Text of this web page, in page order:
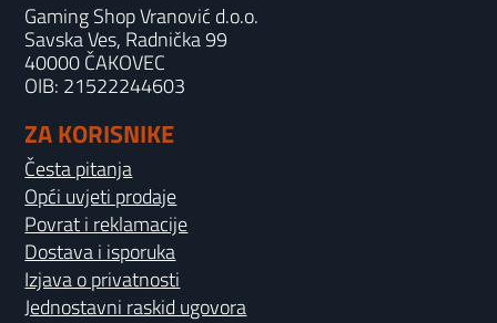
Gaming Shop Vranović d.o.o.
Savska Ves, Radnička 99
40000 ČAKOVEC
OIB: 21522244603
ZA KORISNIKE
Česta pitanja
Opći uvjeti prodaje
Povrat i reklamacije
Dostava i isporuka
Izjava o privatnosti
Jednostavni raskid ugovora